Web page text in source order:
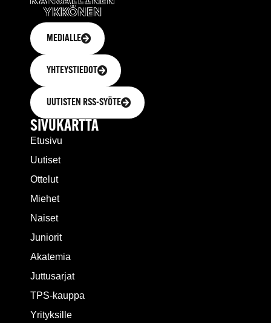
MEDIALLE
YHTEYSTIEDOT
UUTISTEN RSS-SYÖTE
SIVUKARTTA
Etusivu
Uutiset
Ottelut
Miehet
Naiset
Juniorit
Akatemia
Juttusarjat
TPS-kauppa
Yrityksille